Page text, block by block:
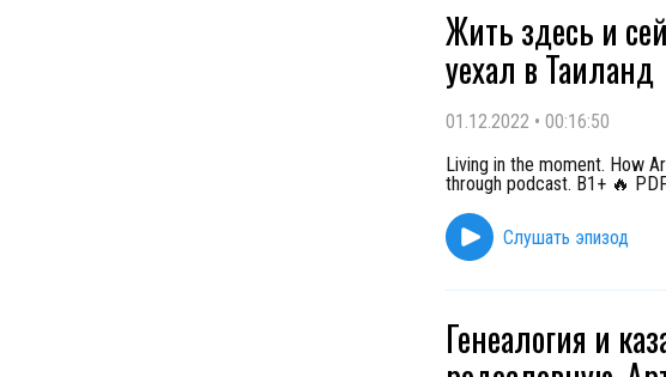
Жить здесь и
уехал в Таиланд
01.12.2022 • 00:16:50
Living in the moment. How
through podcast. B1+ 🔥
Слушать эпизод
Генеалогия и